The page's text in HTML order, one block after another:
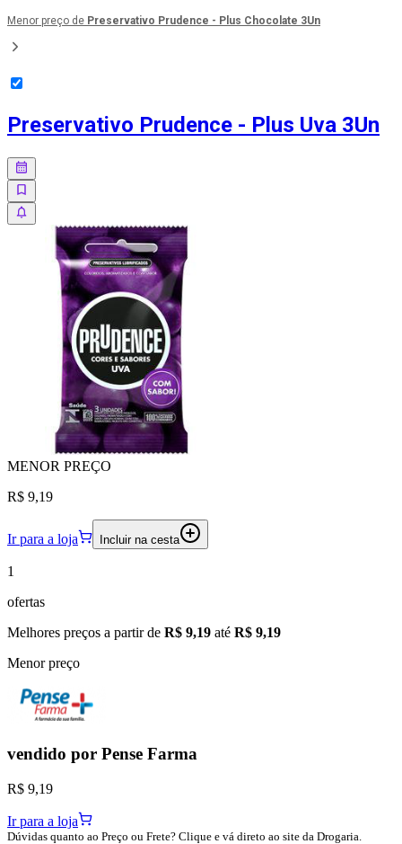
Menor preço de Preservativo Prudence - Plus Chocolate 3Un
Preservativo Prudence - Plus Uva 3Un
MENOR PREÇO
R$ 9,19
Ir para a loja Incluir na cesta
1
ofertas
Melhores preços a partir de R$ 9,19 até R$ 9,19
Menor preço
vendido por Pense Farma
R$ 9,19
Ir para a loja
Dúvidas quanto ao Preço ou Frete? Clique e vá direto ao site da Drogaria.